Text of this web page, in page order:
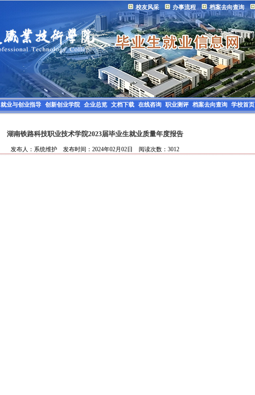
校友风采 办事流程 档案去向查询
就业与创业指导 创新创业学院 企业总览 文档下载 在线咨询 职业测评 档案去向查询 学校首页
湖南铁路科技职业技术学院2023届毕业生就业质量年度报告
发布人：系统维护 发布时间：2024年02月02日 阅读次数：3012